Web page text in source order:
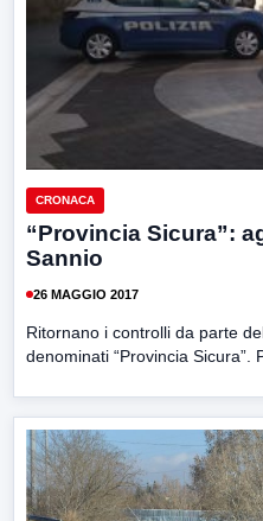
CRONACA
“Provincia Sicura”:
Sannio
26 MAGGIO 2017
Ritornano i controlli da parte
denominati “Provincia Sicura”.